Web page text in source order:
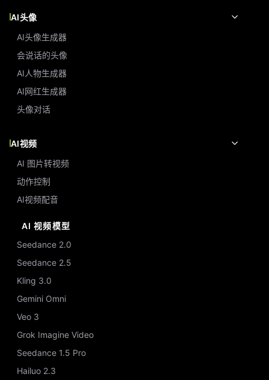
AI头像
AI头像生成器
会说话的头像
AI人物生成器
AI网红生成器
头像对话
AI视频
AI 图片转视频
动作控制
AI视频配音
AI 视频模型
Seedance 2.0
Seedance 2.5
Kling 3.0
Gemini Omni
Veo 3
Grok Imagine Video
Seedance 1.5 Pro
Hailuo 2.3